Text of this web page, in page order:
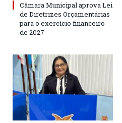
Câmara Municipal aprova Lei
de Diretrizes Orçamentárias
para o exercício financeiro
de 2027